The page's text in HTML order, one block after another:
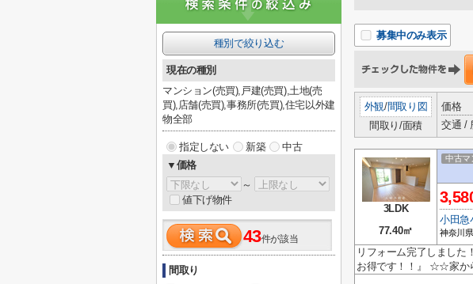
募集中のみ表示
外観/間取り図
間取り/面積
価格
交通 /
3LDK
77.40㎡
中古マ
小田急
神奈川県
リフォーム完了しまし
お得です！！』 ☆☆家か
種別で絞り込む
現在の種別
マンション(売買),戸建(売買),土地(売
買),店舗(売買),事務所(売買),住宅以外建
物全部
指定しない 新築
中古
▼価格
～
値下げ物件
43件が該当
間取り